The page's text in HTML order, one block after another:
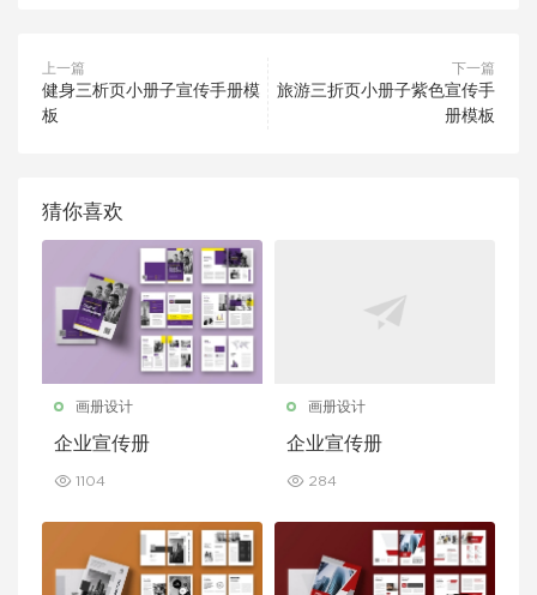
上一篇
健身三析页小册子宣传手册模
板
下一篇
旅游三折页小册子紫色宣传手
册模板
猜你喜欢
画册设计
企业宣传册
1104
画册设计
企业宣传册
284